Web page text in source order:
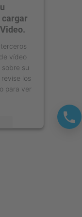
vídeo
su
los
para ver